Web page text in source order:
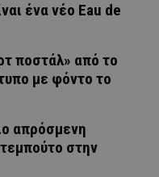
ένα νέο Eau de
ποστάλ» από το
με φόντο το
απρόσμενη
στην